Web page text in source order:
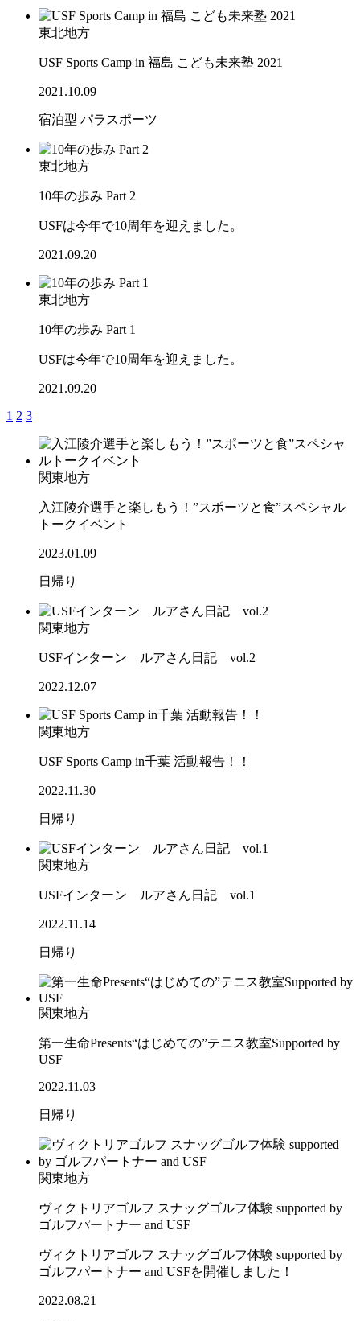
東北地方
USF Sports Camp in 福島 こども未来塾 2021
2021.10.09
宿泊型 パラスポーツ
東北地方
10年の歩み Part 2
USFは今年で10周年を迎えました。
2021.09.20
東北地方
10年の歩み Part 1
USFは今年で10周年を迎えました。
2021.09.20
1 2 3
関東地方
入江陵介選手と楽しもう！”スポーツと食”スペシャル
トークイベント
2023.01.09
日帰り
関東地方
USFインターン ルアさん日記 vol.2
2022.12.07
関東地方
USF Sports Camp in千葉 活動報告！！
2022.11.30
日帰り
関東地方
USFインターン ルアさん日記 vol.1
2022.11.14
日帰り
関東地方
第一生命Presents“はじめての”テニス教室Supported by
USF
2022.11.03
日帰り
関東地方
ヴィクトリアゴルフ スナッグゴルフ体験 supported by
ゴルフパートナー and USF
ヴィクトリアゴルフ スナッグゴルフ体験 supported by
ゴルフパートナー and USFを開催しました！
2022.08.21